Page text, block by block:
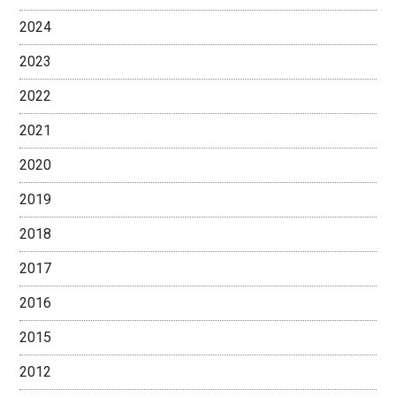
2024
2023
2022
2021
2020
2019
2018
2017
2016
2015
2012